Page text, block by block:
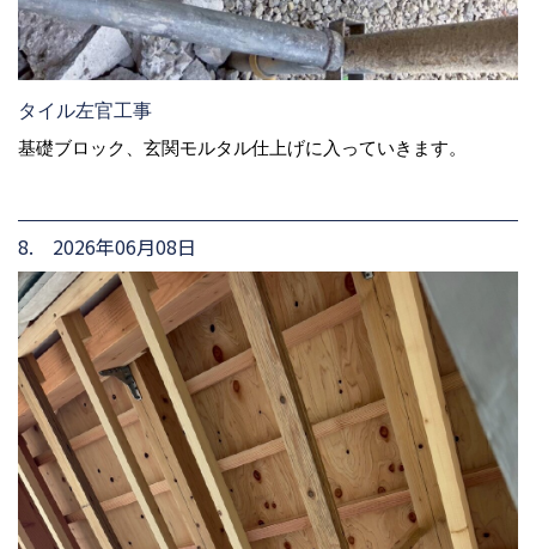
タイル左官工事
基礎ブロック、玄関モルタル仕上げに入っていきます。
8. 2026年06月08日